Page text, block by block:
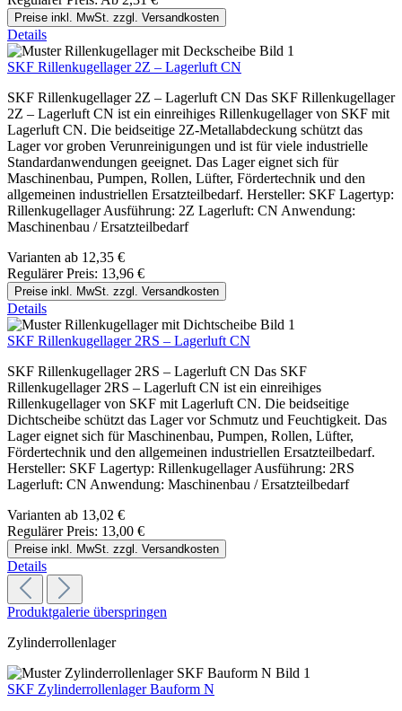
Preise inkl. MwSt. zzgl. Versandkosten
Details
SKF Rillenkugellager 2Z – Lagerluft CN
SKF Rillenkugellager 2Z – Lagerluft CN Das SKF Rillenkugellager
2Z – Lagerluft CN ist ein einreihiges Rillenkugellager von SKF mit
Lagerluft CN. Die beidseitige 2Z-Metallabdeckung schützt das
Lager vor groben Verunreinigungen und ist für viele industrielle
Standardanwendungen geeignet. Das Lager eignet sich für
Maschinenbau, Pumpen, Rollen, Lüfter, Fördertechnik und den
allgemeinen industriellen Ersatzteilbedarf. Hersteller: SKF Lagertyp:
Rillenkugellager Ausführung: 2Z Lagerluft: CN Anwendung:
Maschinenbau / Ersatzteilbedarf
Varianten ab 12,35 €
Regulärer Preis: 13,96 €
Preise inkl. MwSt. zzgl. Versandkosten
Details
SKF Rillenkugellager 2RS – Lagerluft CN
SKF Rillenkugellager 2RS – Lagerluft CN Das SKF
Rillenkugellager 2RS – Lagerluft CN ist ein einreihiges
Rillenkugellager von SKF mit Lagerluft CN. Die beidseitige
Dichtscheibe schützt das Lager vor Schmutz und Feuchtigkeit. Das
Lager eignet sich für Maschinenbau, Pumpen, Rollen, Lüfter,
Fördertechnik und den allgemeinen industriellen Ersatzteilbedarf.
Hersteller: SKF Lagertyp: Rillenkugellager Ausführung: 2RS
Lagerluft: CN Anwendung: Maschinenbau / Ersatzteilbedarf
Varianten ab 13,02 €
Regulärer Preis: 13,00 €
Preise inkl. MwSt. zzgl. Versandkosten
Details
Produktgalerie überspringen
Zylinderrollenlager
SKF Zylinderrollenlager Bauform N